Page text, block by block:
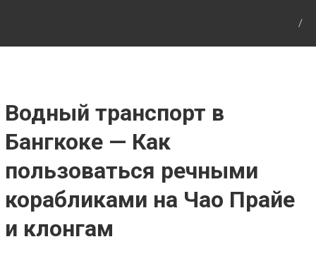
Водный транспорт в
Бангкоке — Как
пользоваться речными
корабликами на Чао Прайе
и клонгам